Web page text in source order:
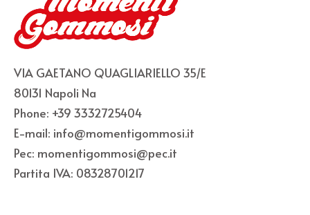
VIA GAETANO QUAGLIARIELLO 35/E
80131 Napoli Na
Phone: +39 3332725404
E-mail: info@momentigommosi.it
Pec: momentigommosi@pec.it
Partita IVA: 08328701217